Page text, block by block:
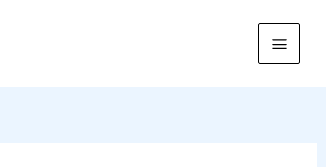
Main